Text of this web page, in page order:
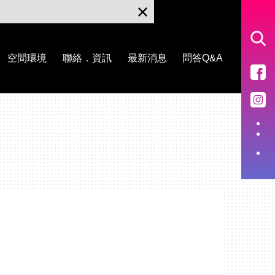
空間環境 聯絡．資訊 最新消息 問答Q&A